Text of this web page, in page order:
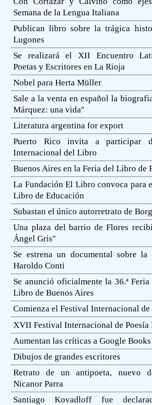
Semana de la Lengua Italiana
Publican libro sobre la trágica
Lugones
Se realizará el XII Encuentro
Poetas y Escritores en La Rioja
Nobel para Herta Müller
Sale a la venta en español la
Márquez: una vida''
Literatura argentina for export
Puerto Rico invita a participar
Internacional del Libro
Buenos Aires en la Feria del Libro de
La Fundación El Libro convoca para
Libro de Educación
Subastan el único autorretrato de
Una plaza del barrio de Flores
Ángel Gris''
Se estrena un documental sobre
Haroldo Conti
Se anunció oficialmente la 36.ª
Libro de Buenos Aires
Comienza el Festival Internacional de
XVII Festival Internacional de Poesía
Aumentan las críticas a Google Books
Dibujos de grandes escritores
Retrato de un antipoeta, nuevo
Nicanor Parra
Santiago Kovadloff fue